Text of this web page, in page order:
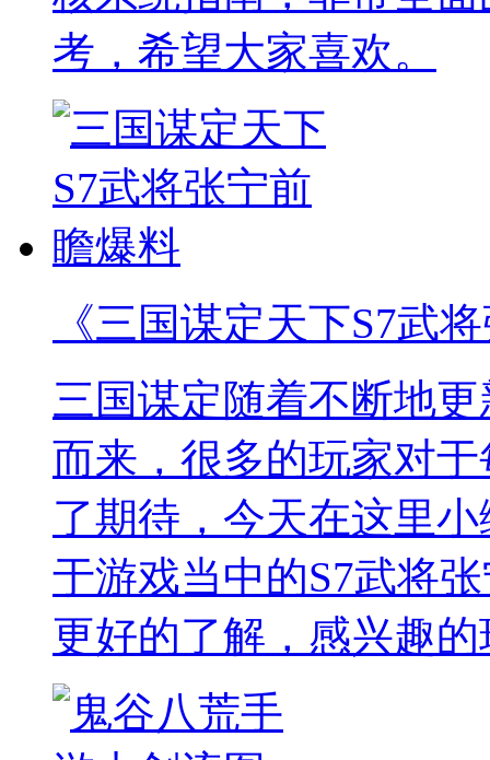
考，希望大家喜欢。
《三国谋定天下S7武
三国谋定随着不断地
而来，很多的玩家对
了期待，今天在这里
于游戏当中的S7武将
更好的了解，感兴趣